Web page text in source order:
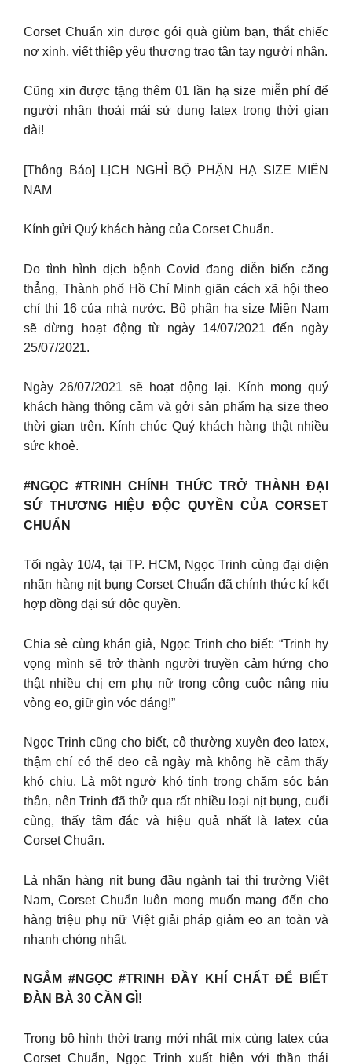
Corset Chuẩn xin được gói quà giùm bạn, thắt chiếc
nơ xinh, viết thiệp yêu thương trao tận tay người nhận.
Cũng xin được tặng thêm 01 lần hạ size miễn phí để
người nhận thoải mái sử dụng latex trong thời gian
dài!
[Thông Báo] LỊCH NGHỈ BỘ PHẬN HẠ SIZE MIỀN
NAM
Kính gửi Quý khách hàng của Corset Chuẩn.
Do tình hình dịch bệnh Covid đang diễn biến căng
thẳng, Thành phố Hồ Chí Minh giãn cách xã hội theo
chỉ thị 16 của nhà nước. Bộ phận hạ size Miền Nam
sẽ dừng hoạt động từ ngày 14/07/2021 đến ngày
25/07/2021.
Ngày 26/07/2021 sẽ hoạt động lại. Kính mong quý
khách hàng thông cảm và gởi sản phẩm hạ size theo
thời gian trên. Kính chúc Quý khách hàng thật nhiều
sức khoẻ.
#NGỌC #TRINH CHÍNH THỨC TRỞ THÀNH ĐẠI
SỨ THƯƠNG HIỆU ĐỘC QUYỀN CỦA CORSET
CHUẨN
Tối ngày 10/4, tại TP. HCM, Ngọc Trinh cùng đại diện
nhãn hàng nịt bụng Corset Chuẩn đã chính thức kí kết
hợp đồng đại sứ độc quyền.
Chia sẻ cùng khán giả, Ngọc Trinh cho biết: “Trinh hy
vọng mình sẽ trở thành người truyền cảm hứng cho
thật nhiều chị em phụ nữ trong công cuộc nâng niu
vòng eo, giữ gìn vóc dáng!”
Ngọc Trinh cũng cho biết, cô thường xuyên đeo latex,
thậm chí có thể đeo cả ngày mà không hề cảm thấy
khó chịu. Là một ngườ khó tính trong chăm sóc bản
thân, nên Trinh đã thử qua rất nhiều loại nịt bụng, cuối
cùng, thấy tâm đắc và hiệu quả nhất là latex của
Corset Chuẩn.
Là nhãn hàng nịt bụng đầu ngành tại thị trường Việt
Nam, Corset Chuẩn luôn mong muốn mang đến cho
hàng triệu phụ nữ Việt giải pháp giảm eo an toàn và
nhanh chóng nhất.
NGẮM #NGỌC #TRINH ĐẦY KHÍ CHẤT ĐỂ BIẾT
ĐÀN BÀ 30 CẦN GÌ!
Trong bộ hình thời trang mới nhất mix cùng latex của
Corset Chuẩn, Ngọc Trinh xuất hiện với thần thái